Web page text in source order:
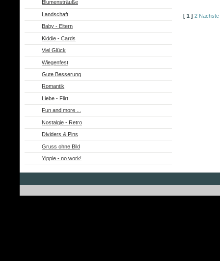
Blumensträuße
Landschaft
Baby - Eltern
Kiddie - Cards
Viel Glück
Wiegenfest
Gute Besserung
Romantik
Liebe - Flirt
Fun and more ...
Nostalgie - Retro
Dividers & Pins
Gruss ohne Bild
Yippie - no work!
[ 1 ] 2 Nächste